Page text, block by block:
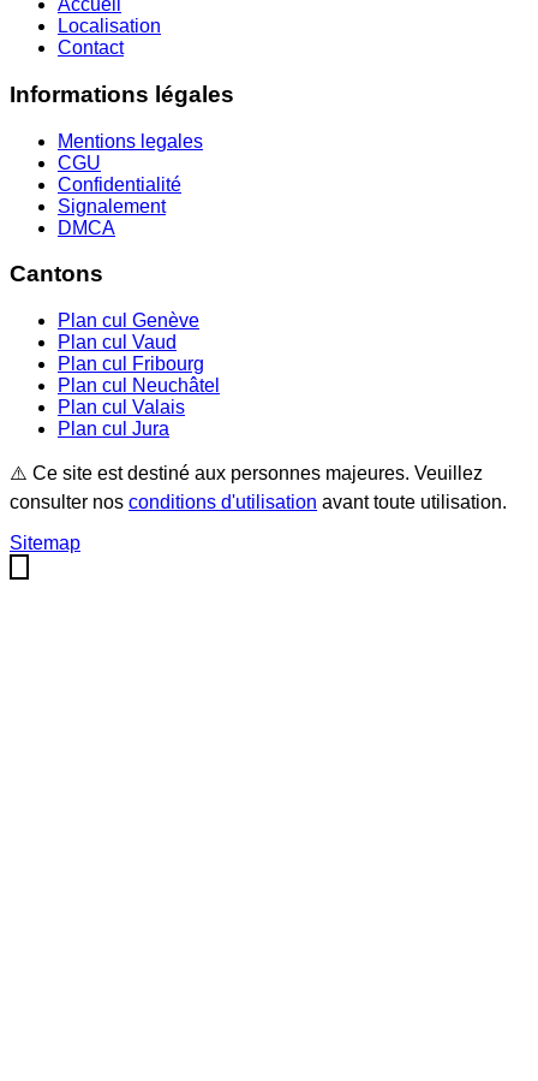
Accueil
Localisation
Contact
Informations légales
Mentions legales
CGU
Confidentialité
Signalement
DMCA
Cantons
Plan cul Genève
Plan cul Vaud
Plan cul
Fribourg
Plan cul
Neuchâtel
Plan cul Valais
Plan cul Jura
⚠️ Ce site est destiné aux personnes majeures. Veuillez
consulter nos conditions d'utilisation avant toute utilisation.
Sitemap